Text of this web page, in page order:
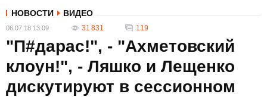
НОВОСТИ ВИДЕО
06.07.18 13:09 31 831 119
"П#дарас!", - "Ахметовский
клоун!", - Ляшко и Лещенко
дискутируют в сессионном